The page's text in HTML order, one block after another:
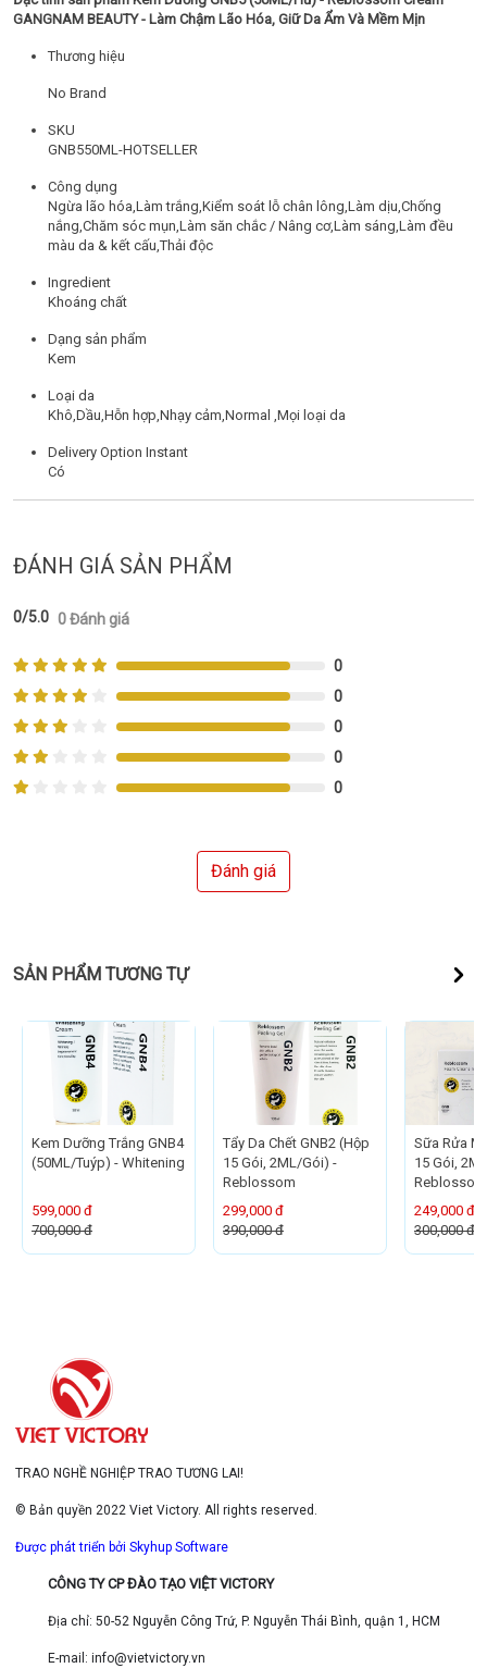
GANGNAM BEAUTY - Làm Chậm Lão Hóa, Giữ Da Ẩm Và Mềm Mịn
Thương hiệu
No Brand
SKU
GNB550ML-HOTSELLER
Công dụng
Ngừa lão hóa,Làm trắng,Kiểm soát lỗ chân lông,Làm dịu,Chống
nắng,Chăm sóc mụn,Làm săn chắc / Nâng cơ,Làm sáng,Làm đều
màu da & kết cấu,Thải độc
Ingredient
Khoáng chất
Dạng sản phẩm
Kem
Loại da
Khô,Dầu,Hỗn hợp,Nhạy cảm,Normal ,Mọi loại da
Delivery Option Instant
Có
ĐÁNH GIÁ SẢN PHẨM
0/5.0 0 Đánh giá
0
0
0
0
0
Đánh giá
SẢN PHẨM TƯƠNG TỰ
Kem Dưỡng Trắng GNB4
(50ML/Tuýp) - Whitening
599,000 đ
700,000 đ
Tẩy Da Chết GNB2 (Hộp
15 Gói, 2ML/Gói) -
Reblossom
299,000 đ
390,000 đ
Sữa Rửa
15 Gói,
Reblossom
249,000 đ
300,000 đ
TRAO NGHỀ NGHIỆP TRAO TƯƠNG LAI!
© Bản quyền 2022 Viet Victory. All rights reserved.
Được phát triển bởi Skyhup Software
CÔNG TY CP ĐÀO TẠO VIỆT VICTORY
Địa chỉ: 50-52 Nguyễn Công Trứ, P. Nguyễn Thái Bình, quận 1, HCM
E-mail: info@vietvictory.vn